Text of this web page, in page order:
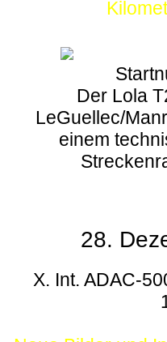
Der Lola
LeGuellec/
einem
28.
X. Int. ADAC-